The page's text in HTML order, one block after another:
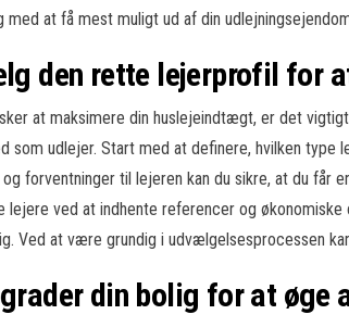
at få mest muligt ud af din
den rette lejerprofil for
at maksimere din huslejeindtægt, er det
som udlejer. Start med at definere, hvilken
og forventninger til lejeren kan du sikre, at du
lejere ved at indhente referencer og
Ved at være grundig i udvælgelsesprocessen
din bolig for at